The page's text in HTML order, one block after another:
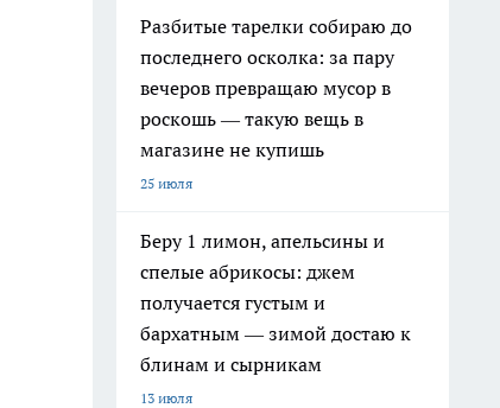
Разбитые тарелки собираю до
последнего осколка: за пару
вечеров превращаю мусор в
роскошь — такую вещь в
магазине не купишь
25 июля
Беру 1 лимон, апельсины и
спелые абрикосы: джем
получается густым и
бархатным — зимой достаю к
блинам и сырникам
13 июля